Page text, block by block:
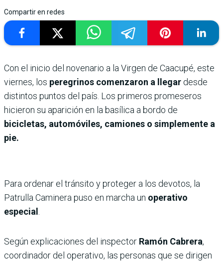
Compartir en redes
Con el inicio del novenario a la Virgen de Caacupé, este
viernes, los peregrinos comenzaron a llegar desde
distintos puntos del país. Los primeros promeseros
hicieron su aparición en la basílica a bordo de
bicicletas, automóviles, camiones o simplemente a
pie.
Para ordenar el tránsito y proteger a los devotos, la
Patrulla Caminera puso en marcha un operativo
especial
Según explicaciones del inspector Ramón Cabrera,
coordinador del operativo, las personas que se dirigen